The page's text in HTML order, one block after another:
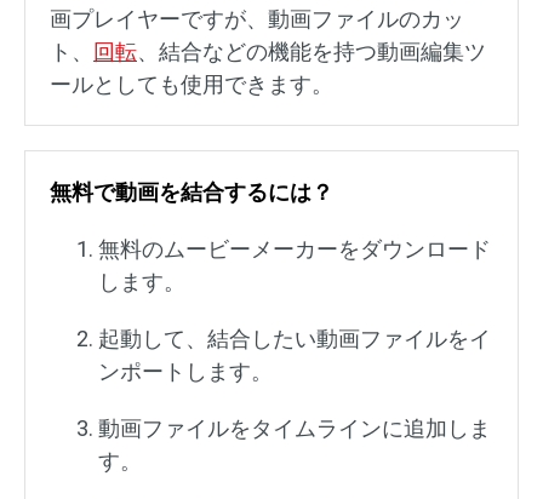
画プレイヤーですが、動画ファイルのカッ
ト、 回転、結合などの機能を持つ動画編集ツ
ールとしても使用できます。
無料で動画を結合するには？
無料のムービーメーカーをダウンロード
します。
起動して、結合したい動画ファイルをイ
ンポートします。
動画ファイルをタイムラインに追加しま
す。